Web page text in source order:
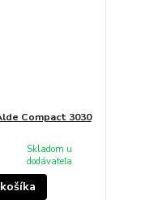
Compact 3030
Skladom u
dodávateľa